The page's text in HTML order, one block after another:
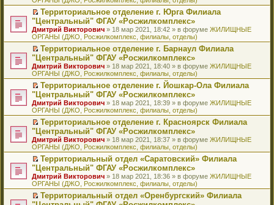
щ
е
н
и
ю
у
с
о
о
б
щ
е
н
и
ю
а
н
н
о
м
у
с
о
о
б
щ
е
н
и
ю
р
о
ч
и
т
а
н
н
о
м
у
с
о
о
б
щ
е
н
и
ю
м
у
н
е
п
р
о
ч
и
т
а
н
н
о
м
у
с
о
о
б
щ
е
н
и
ю
п
е
р
в
о
м
у
н
е
п
р
о
ч
и
т
а
н
н
о
м
у
с
о
о
б
щ
е
н
е
й
т
и
к
п
е
р
в
о
м
у
н
е
п
р
о
ч
и
т
а
н
н
о
м
у
с
о
П
е
р
е
й
т
и
к
п
е
р
в
о
м
у
н
е
п
р
о
ч
и
т
а
н
н
Территориальное отделение г. Юрга Филиала
"Центральный" ФГАУ «Росжилкомплекс»
Дмитрий Викторович » 18 мар 2021, 18:42 » в форуме ЖИЛИЩНЫЕ
ОРГАНЫ (ДЖО, Росжилкомплекс, филиалы, отделы)
П
е
р
е
й
т
и
к
п
е
р
в
о
м
у
н
е
п
р
о
ч
Территориальное отделение г. Барнаул Филиала
"Центральный" ФГАУ «Росжилкомплекс»
Дмитрий Викторович » 18 мар 2021, 18:40 » в форуме ЖИЛИЩНЫЕ
ОРГАНЫ (ДЖО, Росжилкомплекс, филиалы, отделы)
П
е
р
е
й
т
и
к
п
е
р
в
о
м
у
н
Территориальное отделение г. Йошкар-Ола Филиала
"Центральный" ФГАУ «Росжилкомплекс»
Дмитрий Викторович » 18 мар 2021, 18:39 » в форуме ЖИЛИЩНЫЕ
ОРГАНЫ (ДЖО, Росжилкомплекс, филиалы, отделы)
П
е
р
е
й
т
и
к
п
е
р
Территориальное отделение г. Красноярск Филиала
"Центральный" ФГАУ «Росжилкомплекс»
Дмитрий Викторович » 18 мар 2021, 18:37 » в форуме ЖИЛИЩНЫЕ
ОРГАНЫ (ДЖО, Росжилкомплекс, филиалы, отделы)
П
е
р
е
й
т
Территориальный отдел «Саратовский» Филиала
"Центральный" ФГАУ «Росжилкомплекс»
Дмитрий Викторович » 18 мар 2021, 18:36 » в форуме ЖИЛИЩНЫЕ
ОРГАНЫ (ДЖО, Росжилкомплекс, филиалы, отделы)
П
Территориальный отдел «Оренбургский» Филиала